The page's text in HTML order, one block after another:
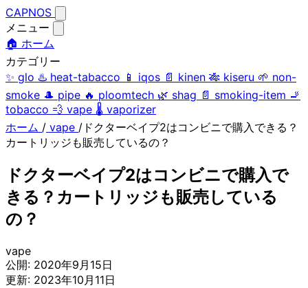
CAPNOS
メニュー
🏠 ホーム
カテゴリー
✨ glo ♨️ heat-tabacco 📱 iqos 📄 kinen 🎋 kiseru 🌱 non-
smoke 🎩 pipe 🔥 ploomtech 🌿 shag 📄 smoking-item 🚬
tobacco 💨 vape 🌡️ vaporizer
ホーム / vape / ドクターベイプ2はコンビニで購入できる？
カートリッジも販売しているの？
ドクターベイプ2はコンビニで購入で
きる？カートリッジも販売している
の？
vape
公開: 2020年9月15日
更新: 2023年10月11日